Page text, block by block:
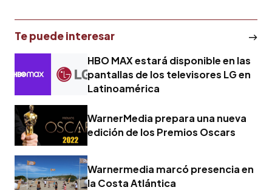
Te puede interesar
HBO MAX estará disponible en las
pantallas de los televisores LG en
Latinoamérica
WarnerMedia prepara una nueva
edición de los Premios Oscars
Warnermedia marcó presencia en
la Costa Atlántica